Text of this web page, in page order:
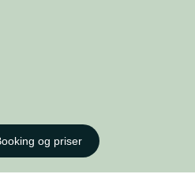
og priser